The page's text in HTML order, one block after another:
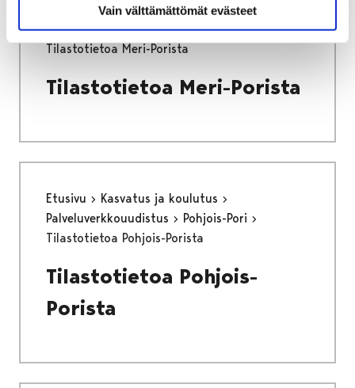
Vain välttämättömät evästeet
Kasvatus ja koulutus
Palveluverkkouudistus
Meri-Pori
Tilastotietoa Meri-Porista
Tilastotietoa Meri-Porista
Etusivu
Kasvatus ja koulutus
Palveluverkkouudistus
Pohjois-Pori
Tilastotietoa Pohjois-Porista
Tilastotietoa Pohjois-
Porista